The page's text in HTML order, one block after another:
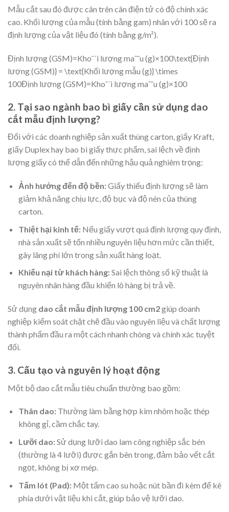
Mẫu cắt sau đó được cân trên cân điện tử có độ chính xác
cao. Khối lượng của mẫu (tính bằng gam) nhân với 100 sẽ ra
định lượng của vật liệu đó (tính bằng g/m²).
Định lượng (GSM)=Khoˆˊi lượng maˆ˜u (g)×100\text{Định
lượng (GSM)} = \text{Khối lượng mẫu (g)} \times
100Định lượng (GSM)=Khoˆˊi lượng maˆ˜u (g)×100
2. Tại sao ngành bao bì giấy cần sử dụng dao
cắt mẫu định lượng?
Đối với các doanh nghiệp sản xuất thùng carton, giấy Kraft,
giấy Duplex hay bao bì giấy thực phẩm, sai lệch về định
lượng giấy có thể dẫn đến những hậu quả nghiêm trọng:
Ảnh hưởng đến độ bền:Giấy thiếu định lượng sẽ làm
giảm khả năng chịu lực, độ bục và độ nén của thùng
carton.
Thiệt hại kinh tế:Nếu giấy vượt quá định lượng quy định,
nhà sản xuất sẽ tốn nhiều nguyên liệu hơn mức cần thiết,
gây lãng phí lớn trong sản xuất hàng loạt.
Khiếu nại từ khách hàng:Sai lệch thông số kỹ thuật là
nguyên nhân hàng đầu khiến lô hàng bị trả về.
Sử dụng dao cắt mẫu định lượng 100 cm2giúp doanh
nghiệp kiểm soát chặt chẽ đầu vào nguyên liệu và chất lượng
thành phẩm đầu ra một cách nhanh chóng và chính xác tuyệt
đối.
3. Cấu tạo và nguyên lý hoạt động
Một bộ dao cắt mẫu tiêu chuẩn thường bao gồm:
Thân dao:Thường làm bằng hợp kim nhôm hoặc thép
không gỉ, cầm chắc tay.
Lưỡi dao:Sử dụng lưỡi dao lam công nghiệp sắc bén
(thường là 4 lưỡi) được gắn bên trong, đảm bảo vết cắt
ngọt, không bị xơ mép.
Tấm lót (Pad):Một tấm cao su hoặc nút bần đi kèm để kê
phía dưới vật liệu khi cắt, giúp bảo vệ lưỡi dao.